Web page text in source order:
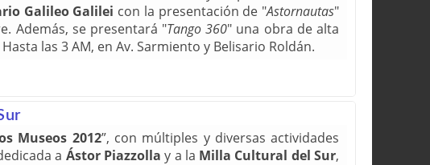
Galileo Galilei con la presentación de "Astornautas"
Además, se presentará "Tango 360" una obra de alta
las 3 AM, en Av. Sarmiento y Belisario Roldán.
Museos 2012”, con múltiples y diversas actividades
a Ástor Piazzolla y a la Milla Cultural del Sur,